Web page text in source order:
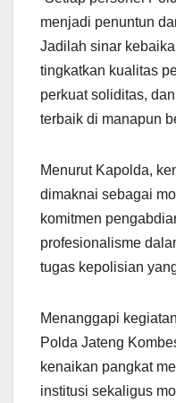
menjadi penuntun
Jadilah sinar
tingkatkan kualitas
perkuat soliditas,
terbaik di manapun
Menurut Kapolda,
dimaknai sebagai
komitmen
profesionalisme
tugas kepolisian
Menanggapi
Polda Jateng
kenaikan pangkat
institusi sekaligus